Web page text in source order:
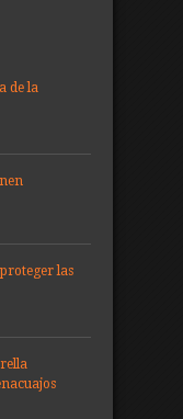
de la
las